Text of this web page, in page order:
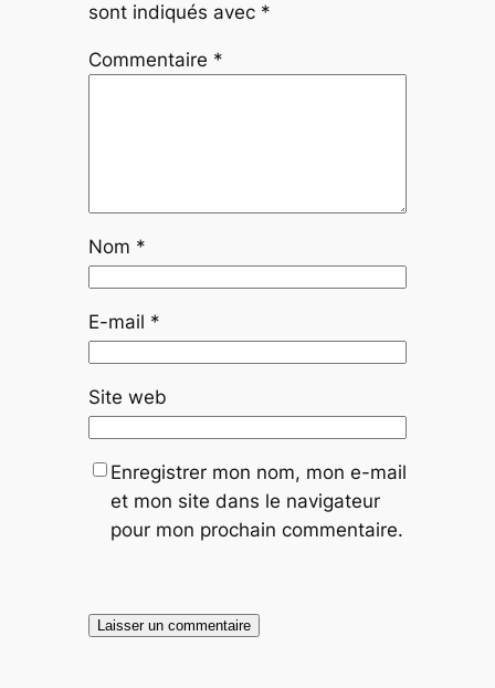
sont indiqués avec *
Commentaire *
Nom *
E-mail *
Site web
Enregistrer mon nom, mon e-mail
et mon site dans le navigateur
pour mon prochain commentaire.